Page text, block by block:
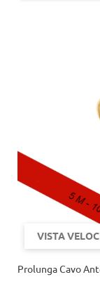
VISTA
Prolunga Cavo